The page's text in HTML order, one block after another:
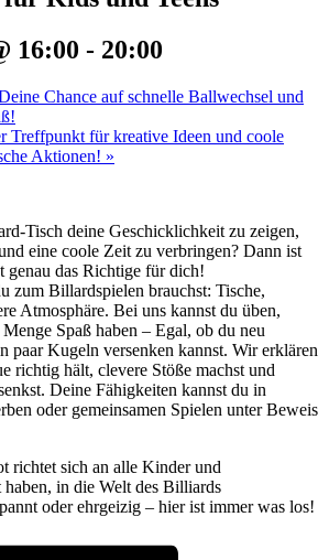
16:00 - 20:00
Chance auf schnelle Ballwechsel und
Treffpunkt für kreative Ideen und coole
Aktionen! »
Tisch deine Geschicklichkeit zu zeigen,
eine coole Zeit zu verbringen? Dann ist
das Richtige für dich!
zum Billardspielen brauchst: Tische,
Atmosphäre. Bei uns kannst du üben,
Spaß haben – Egal, ob du neu
paar Kugeln versenken kannst. Wir erklären
richtig hält, clevere Stöße machst und
Deine Fähigkeiten kannst du in
oder gemeinsamen Spielen unter Beweis
richtet sich an alle Kinder und
in die Welt des Billiards
oder ehrgeizig – hier ist immer was los!